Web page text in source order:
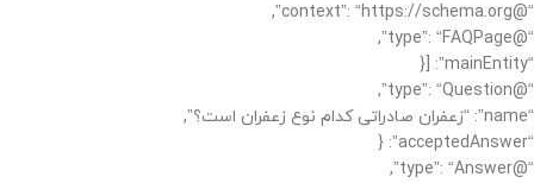
“@context”: “https://schema.org”,
“@type”: “FAQPage”,
“mainEntity”: [{
“@type”: “Question”,
“name”: “زعفران صادراتی کدام نوع زعفران است؟”,
“acceptedAnswer”: {
“@type”: “Answer”,